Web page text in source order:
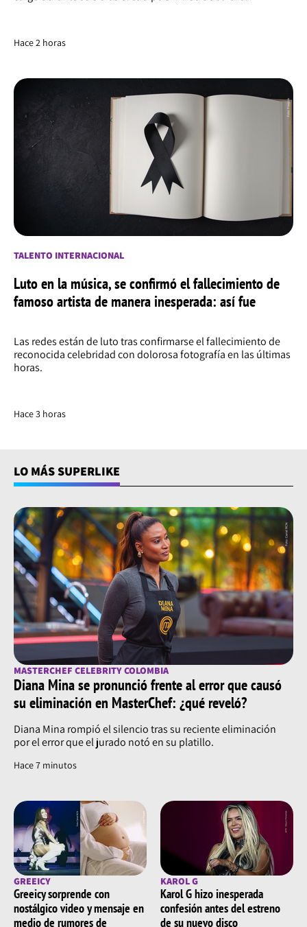
Hace 2 horas
TALENTO INTERNACIONAL
Luto en la música, se confirmó el fallecimiento de
famoso artista de manera inesperada: así fue
Las redes están de luto tras confirmarse el fallecimiento de
reconocida celebridad con dolorosa fotografía en las últimas
horas.
Hace 3 horas
LO MÁS SUPERLIKE
MASTERCHEF CELEBRITY COLOMBIA
Diana Mina se pronunció frente al error que causó
su eliminación en MasterChef: ¿qué reveló?
Diana Mina rompió el silencio tras su reciente eliminación
por el error que el jurado notó en su platillo.
Hace 7 minutos
GREEICY
Greeicy sorprende con
nostálgico video y mensaje en
medio de rumores de
KAROL G
Karol G hizo inesperada
confesión antes del estreno
de su nuevo disco